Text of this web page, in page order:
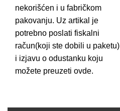
nekorišćen i u fabričkom
pakovanju. Uz artikal je
potrebno poslati fiskalni
račun(koji ste dobili u paketu)
i izjavu o odustanku koju
možete preuzeti ovde.